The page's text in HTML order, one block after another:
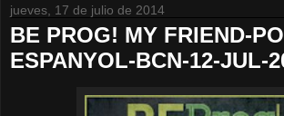
jueves, 17 de julio de 2014
BE PROG! MY FRIEND-
ESPANYOL-BCN-12-JUL-